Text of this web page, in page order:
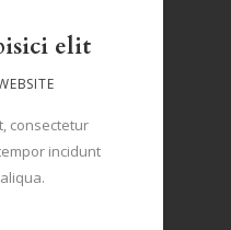
elit
consectetur
incidunt